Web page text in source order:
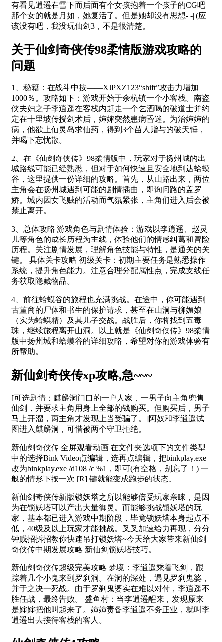
有看见逍遥在雪下而后面有个女孩抱着一个孩子的CG吧
那个女的就是月如，她复活了。但是她却没有思想- -||(应
该没有吧，我没玩仙剑3，不是很清楚。
关于仙剑奇侠传98柔情版游戏攻略的
问题
1、秘籍：在战斗中按——XJPXZ123“shift”攻击力增加
1000％。攻略如下：游戏开始于余杭镇一个小客栈。南盗
侠夫妇之子李逍遥在客栈内赶走一个乞酒喝的破道士并约
定在十里坡传授剑术后，婶婶突然患病昏迷。为治婶婶的
病，他欲上仙灵岛求仙药，得到3个苗人赠与的破天锤，
并喝下忘忧散。
2、在《仙剑奇侠传》98柔情版中，玩家对于扬州城的出
城路线可能已经熟悉，但对于如何快速且安全地到达蛤蟆
谷，这里提供一份详细的攻略。首先，从山路出来，两位
主角会在扬州城遇到可能的剧情插曲，即询问路的盖罗
娇。城内因女飞贼的活动而气氛紧张，主角们进入后会被
禁止离开。
3、总体攻略 游戏角色与剧情体验：游戏以李逍遥、赵灵
儿等角色的成长历程为主线，体验他们的情感纠葛和冒险
历程。关注剧情发展，理解角色技能与特性，是通关的关
键。 具体关卡攻略 初级关卡：初期主要任务是熟悉操作
系统，提升角色能力。注意合理分配属性点，完成支线任
务获取隐藏物品。
4、前往蛤蟆谷的旅程也充满挑战。在途中，你可能遇到
古董商的尸体和书生的保护请求，甚至在山洞与柳媚娘
（实为蛤蟆精）及其儿子交战。战胜后，你将找到五毒
珠，继续旅程离开山洞。以上就是《仙剑奇侠传》98柔情
版中扬州城和蛤蟆谷的详细攻略，希望对你的游戏体验有
所帮助。
新仙剑奇侠传xp攻略,急~~~
[可选剧情：麒麟洞门口的一户人家，一男子向主角兜售
仙剑，并要求主角用身上全部的钱购买。但购买后，男子
马上开溜，两主角才发现上当受骗了。]阿奴和李逍遥试
图进入麒麟洞，可惜被两个守卫拒绝。
新仙剑奇侠传 全屏观看动画 在文件夹选项下的文件类型
中的选择Bink Video点编辑，选再点编辑，把binkplay.exe
改为binkplay.exe /d108 /c %1，即可(有空格，别忘了！) 一
般的情形下按一次 [R] 键就能变成跑步的状态。
新仙剑奇侠传新版锁妖塔之所以能够倍受玩家亲睐，是因
为在锁妖塔可以产出大量御灵。而能够挑战锁妖塔的玩
家，基本都已进入游戏中期阶段，毕竟锁妖塔本身起点不
低，40级及以上玩家才能挑战。叉叉加速给力再现，分分
钟贱招拆招教你快速吊打锁妖塔~今天给大家带来新仙剑
奇侠传中期发展攻略 新仙剑锁妖塔技巧。
新仙剑奇侠传超级完美攻略 梦境：李逍遥乘着飞剑，跟
踪着几个小鬼来到罗刹洞。在洞的深处，遇见罗刹鬼婆，
并于之决一死战。由于罗刹鬼婆实在难以对付，李逍遥不
胜任战，最终告败。 盛鱼村：当李逍遥醒来，发现原来
是婶婶把他叫起来了。婶婶责备李逍遥不务正业，就叫李
逍遥出去接待客栈的客人。